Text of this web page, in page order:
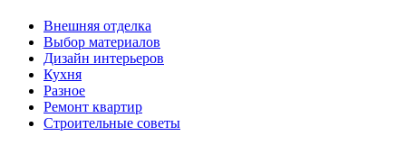
Внешняя отделка
Выбор материалов
Дизайн интерьеров
Кухня
Разное
Ремонт квартир
Строительные советы